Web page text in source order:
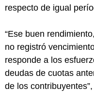
respecto de igual
“Ese buen
no registró
responde a los
deudas de cuotas
de los